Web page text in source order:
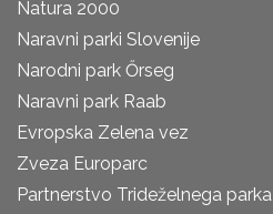
Natura 2000
Naravni parki Slovenije
Narodni park Őrseg
Naravni park Raab
Evropska Zelena vez
Zveza Europarc
Partnerstvo Trideželnega